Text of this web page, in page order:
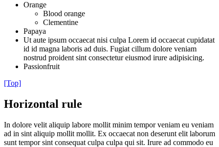
Orange
Blood orange
Clementine
Papaya
Ut aute ipsum occaecat nisi culpa Lorem id occaecat cupidatat
id id magna laboris ad duis. Fugiat cillum dolore veniam
nostrud proident sint consectetur eiusmod irure adipisicing.
Passionfruit
[Top]
Horizontal rule
In dolore velit aliquip labore mollit minim tempor veniam eu veniam
ad in sint aliquip mollit mollit. Ex occaecat non deserunt elit laborum
sunt tempor sint consequat culpa culpa qui sit. Irure ad commodo eu